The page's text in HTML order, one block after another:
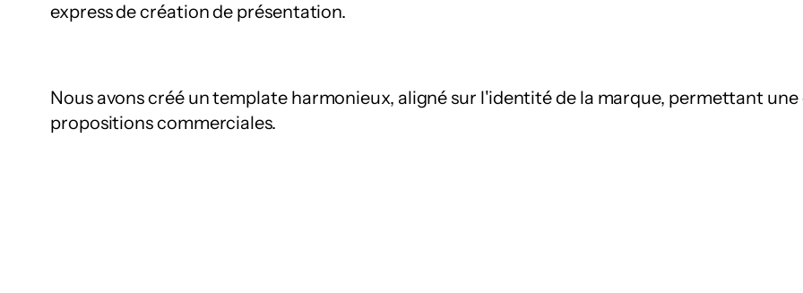
express de création de présentation.
Nous avons créé un template harmonieux, aligné sur l'identité de la marque, permettant
propositions commerciales.